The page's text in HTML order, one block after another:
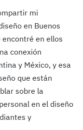
mi
en Buenos
en ellos
conexión
y México, y esa
que están
sobre la
en el diseño
y